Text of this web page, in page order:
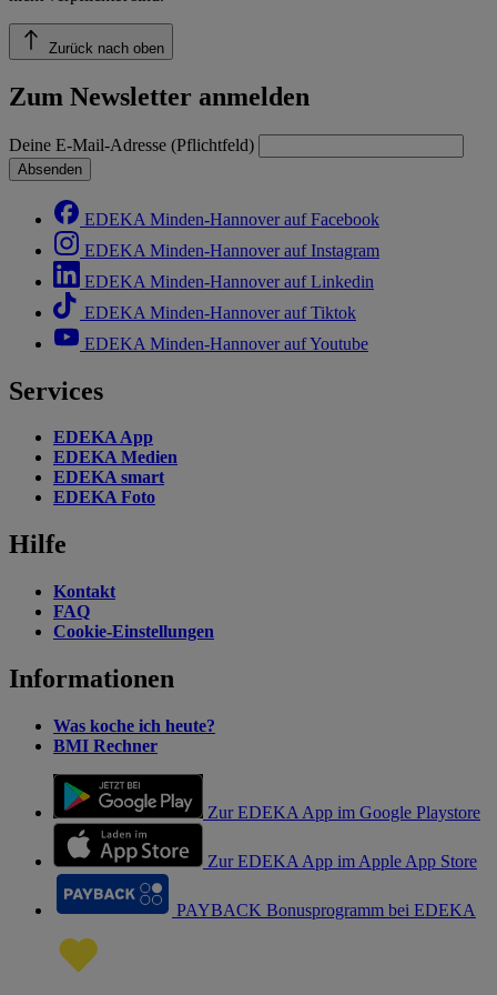
Zurück nach oben
Zum Newsletter anmelden
Deine E-Mail-Adresse (Pflichtfeld)
Absenden
EDEKA Minden-Hannover auf Facebook
EDEKA Minden-Hannover auf Instagram
EDEKA Minden-Hannover auf Linkedin
EDEKA Minden-Hannover auf Tiktok
EDEKA Minden-Hannover auf Youtube
Services
EDEKA App
EDEKA Medien
EDEKA smart
EDEKA Foto
Hilfe
Kontakt
FAQ
Cookie-Einstellungen
Informationen
Was koche ich heute?
BMI Rechner
Zur EDEKA App im Google Playstore
Zur EDEKA App im Apple App Store
PAYBACK Bonusprogramm bei EDEKA